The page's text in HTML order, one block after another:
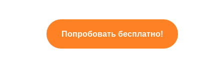
Попробовать бесплатно!